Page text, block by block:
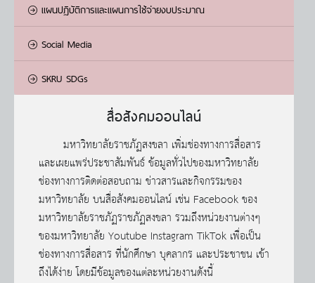
แผนปฏิบัติการและแผนการใช้จ่ายงบประมาณ
Social Media
SKRU SDGs
สื่อสังคมออนไลน์
มหาวิทยาลัยราชภัฏสงขลา เพิ่มช่องทางการสื่อสาร
และเผยแพร่ประชาสัมพันธ์ ข้อมูลทั่วไปของมหาวิทยาลัย
ช่องทางการติดต่อสอบถาม ข่าวสารและกิจกรรมของ
มหาวิทยาลัย บนสื่อสังคมออนไลน์ เช่น Facebook ของ
มหาวิทยาลัยราชภัฏราชภัฏสงขลา รวมถึงหน่วยงานต่างๆ
ของมหาวิทยาลัย Youtube Instagram TikTok เพื่อเป็น
ช่องทางการสื่อสาร ที่นักศึกษา บุคลากร และประชาชน เข้า
ถึงได้ง่าย โดยมีข้อมูลของแต่ละหน่วยงานดังนี้